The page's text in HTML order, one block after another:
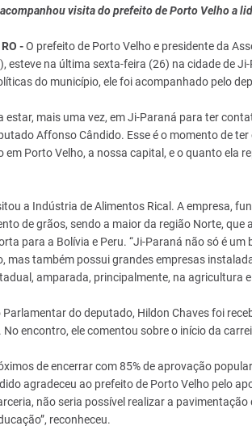
visita do prefeito de Porto Velho a
-O prefeito de Porto Velho e presidente da
esteve na última sexta-feira (26) na cidade de
do município, ele foi acompanhado pelo
estar, mais uma vez, em Ji-Paraná para ter
Affonso Cândido. Esse é o momento de
em Porto Velho, a nossa capital, e o quanto ela
a Indústria de Alimentos Rical. A empresa,
de grãos, sendo a maior da região Norte, que
para a Bolívia e Peru. “Ji-Paraná não só é
mas também possui grandes empresas
amparada, principalmente, na agricultura
Parlamentar do deputado, Hildon Chaves foi
No encontro, ele comentou sobre o início da
de encerrar com 85% de aprovação
agradeceu ao prefeito de Porto Velho pelo
não seria possível realizar a
reconheceu.